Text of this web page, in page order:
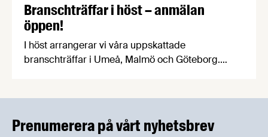
Branschträffar i höst – anmälan
öppen!
I höst arrangerar vi våra uppskattade
branschträffar i Umeå, Malmö och Göteborg.
Prenumerera på vårt nyhetsbrev